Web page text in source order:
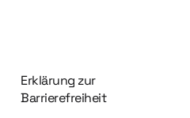
Information und Service
Erklärung zur
Barrierefreiheit